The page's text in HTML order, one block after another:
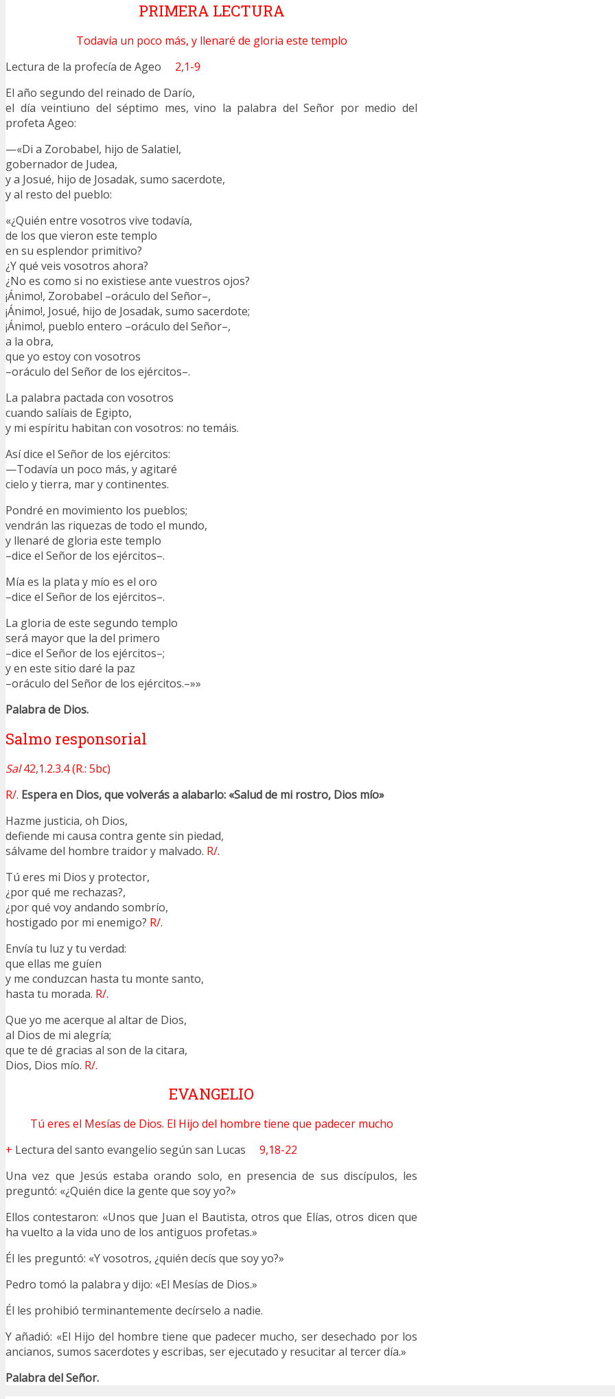
PRIMERA LECTURA
Todavía un poco más, y llenaré de gloria este templo
Lectura de la profecía de Ageo 2,1-9
El año segundo del reinado de Darío,
el día veintiuno del séptimo mes, vino la palabra del Señor por medio del
profeta Ageo:
—«Di a Zorobabel, hijo de Salatiel,
gobernador de Judea,
y a Josué, hijo de Josadak, sumo sacerdote,
y al resto del pueblo:
«¿Quién entre vosotros vive todavía,
de los que vieron este templo
en su esplendor primitivo?
¿Y qué veis vosotros ahora?
¿No es como si no existiese ante vuestros ojos?
¡Ánimo!, Zorobabel –oráculo del Señor–,
¡Ánimo!, Josué, hijo de Josadak, sumo sacerdote;
¡Ánimo!, pueblo entero –oráculo del Señor–,
a la obra,
que yo estoy con vosotros
–oráculo del Señor de los ejércitos–.
La palabra pactada con vosotros
cuando salíais de Egipto,
y mi espíritu habitan con vosotros: no temáis.
Así dice el Señor de los ejércitos:
—Todavía un poco más, y agitaré
cielo y tierra, mar y continentes.
Pondré en movimiento los pueblos;
vendrán las riquezas de todo el mundo,
y llenaré de gloria este templo
–dice el Señor de los ejércitos–.
Mía es la plata y mío es el oro
–dice el Señor de los ejércitos–.
La gloria de este segundo templo
será mayor que la del primero
–dice el Señor de los ejércitos–;
y en este sitio daré la paz
–oráculo del Señor de los ejércitos.–»»
Palabra de Dios.
Salmo responsorial
Sal42,1.2.3.4 (R.: 5bc)
R/. Espera en Dios, que volverás a alabarlo: «Salud de mi rostro, Dios mío»
Hazme justicia, oh Dios,
defiende mi causa contra gente sin piedad,
sálvame del hombre traidor y malvado. R/.
Tú eres mi Dios y protector,
¿por qué me rechazas?,
¿por qué voy andando sombrío,
hostigado por mi enemigo? R/.
Envía tu luz y tu verdad:
que ellas me guíen
y me conduzcan hasta tu monte santo,
hasta tu morada. R/.
Que yo me acerque al altar de Dios,
al Dios de mi alegría;
que te dé gracias al son de la citara,
Dios, Dios mío. R/.
EVANGELIO
Tú eres el Mesías de Dios. El Hijo del hombre tiene que padecer mucho
+ Lectura del santo evangelio según san Lucas 9,18-22
Una vez que Jesús estaba orando solo, en presencia de sus discípulos, les
preguntó: «¿Quién dice la gente que soy yo?»
Ellos contestaron: «Unos que Juan el Bautista, otros que Elías, otros dicen que
ha vuelto a la vida uno de los antiguos profetas.»
Él les preguntó: «Y vosotros, ¿quién decís que soy yo?»
Pedro tomó la palabra y dijo: «El Mesías de Dios.»
Él les prohibió terminantemente decírselo a nadie.
Y añadió: «El Hijo del hombre tiene que padecer mucho, ser desechado por los
ancianos, sumos sacerdotes y escribas, ser ejecutado y resucitar al tercer día.»
Palabra del Señor.